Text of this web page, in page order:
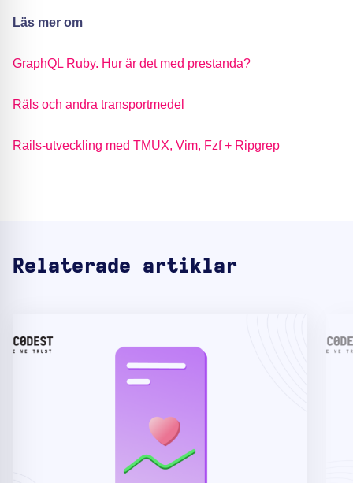
Läs mer om
GraphQL Ruby. Hur är det med prestanda?
Räls och andra transportmedel
Rails-utveckling med TMUX, Vim, Fzf + Ripgrep
Relaterade artiklar